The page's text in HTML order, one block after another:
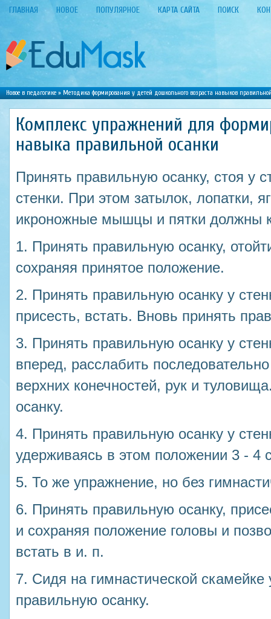
ГЛАВНАЯ НОВОЕ ПОПУЛЯРНОЕ КАРТА САЙТА ПОИСК
Новое в педагогике»Методика формирования у детей дошкольного возраста навыков
Комплекс упражнений для
навыка правильной осанки
Принять правильную осанку, стоя у
стенки. При этом затылок, лопатки,
икроножные мышцы и пятки должны
1. Принять правильную осанку,
сохраняя принятое положение.
2. Принять правильную осанку у
присесть, встать. Вновь принять
3. Принять правильную осанку у
вперед, расслабить
верхних конечностей, рук и
осанку.
4. Принять правильную осанку у
удерживаясь в этом положении 3 - 4
5. То же упражнение, но без
6. Принять правильную осанку,
и сохраняя положение головы и
встать в и. п.
7. Сидя на гимнастической скамейке
правильную осанку.